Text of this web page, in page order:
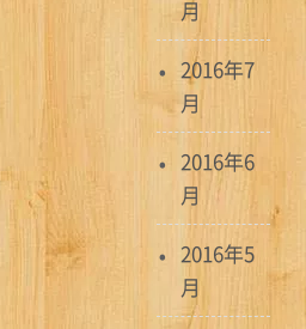
月
2016年7
月
2016年6
月
2016年5
月